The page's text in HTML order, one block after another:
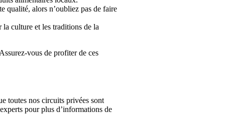
qualité, alors n’oubliez pas de faire
culture et les traditions de la
vous de profiter de ces
toutes nos circuits privées sont
pour plus d’informations de